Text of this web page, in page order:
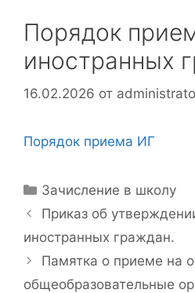
Порядок
иностранных
16.02.2026 от
Порядок приема ИГ
Рубрики
Зачисление в школу
Приказ об
иностранных граждан.
Памятка о приеме на
общеобразовательные